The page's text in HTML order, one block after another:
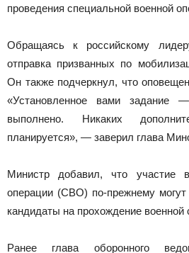
проведения специальной военной
Обращаясь к российскому
отправка призванных по
Он также подчеркнул, что
«Установленное вами
выполнено. Никаких
планируется», — заверил глава
Министр добавил, что участие
операции (СВО) по-прежнему
кандидаты на прохождение военной
Ранее глава оборонного